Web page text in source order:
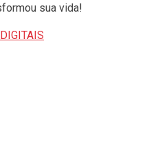
sua vida!